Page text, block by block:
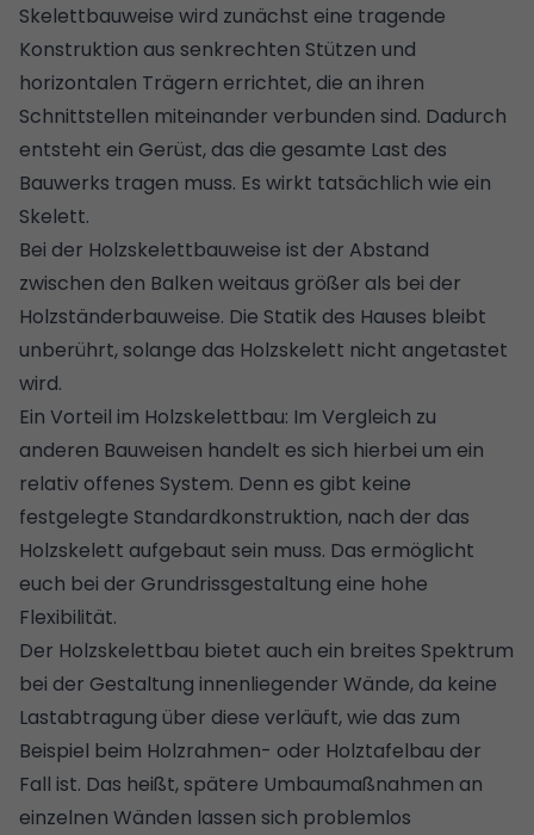
Skelettbauweise wird zunächst eine tragende
Konstruktion aus senkrechten Stützen und
horizontalen Trägern errichtet, die an ihren
Schnittstellen miteinander verbunden sind. Dadurch
entsteht ein Gerüst, das die gesamte Last des
Bauwerks tragen muss. Es wirkt tatsächlich wie ein
Skelett.
Bei der Holzskelettbauweise ist der Abstand
zwischen den Balken weitaus größer als bei der
Holzständerbauweise. Die Statik des Hauses bleibt
unberührt, solange das Holzskelett nicht angetastet
wird.
Ein Vorteil im Holzskelettbau: Im Vergleich zu
anderen Bauweisen handelt es sich hierbei um ein
relativ offenes System. Denn es gibt keine
festgelegte Standardkonstruktion, nach der das
Holzskelett aufgebaut sein muss. Das ermöglicht
euch bei der Grundrissgestaltung eine hohe
Flexibilität.
Der Holzskelettbau bietet auch ein breites Spektrum
bei der Gestaltung innenliegender Wände, da keine
Lastabtragung über diese verläuft, wie das zum
Beispiel beim Holzrahmen- oder Holztafelbau der
Fall ist. Das heißt, spätere Umbaumaßnahmen an
einzelnen Wänden lassen sich problemlos